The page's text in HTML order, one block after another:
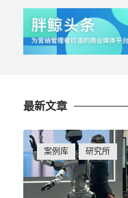
最新文章
案例库 研究所